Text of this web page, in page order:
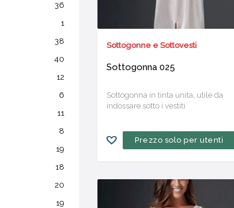
36
1
38
40
12
6
11
8
19
18
20
19
Sottogonne e Sottovesti
Sottogonna 025
Sottogonna in tinta unita, utile da
indossare sotto i vestiti
Prezzo solo per utenti